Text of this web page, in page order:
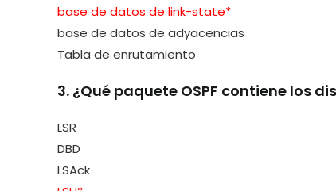
base de datos de link-state*
base de datos de adyacencias
Tabla de enrutamiento
3. ¿Qué paquete OSPF contiene los
LSR
DBD
LSAck